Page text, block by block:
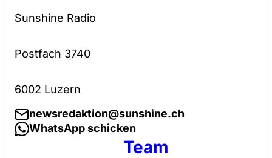
Sunshine Radio
Postfach 3740
6002 Luzern
newsredaktion@sunshine.ch
WhatsApp schicken
Team